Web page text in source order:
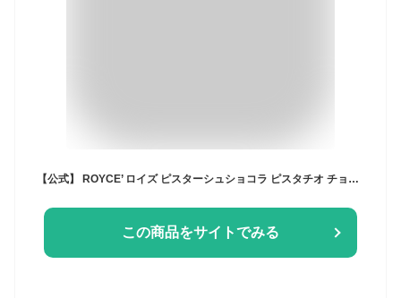
【公式】 ROYCE’ ロイズ ピスターシュショコラ ピスタチオ チョコ チョコレート プレゼント ギフト
この商品をサイトでみる